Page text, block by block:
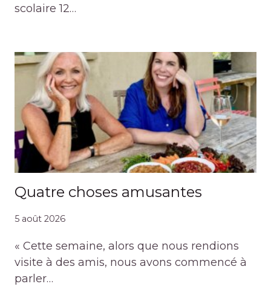
scolaire 12…
Quatre choses amusantes
5 août 2026
« Cette semaine, alors que nous rendions
visite à des amis, nous avons commencé à
parler…